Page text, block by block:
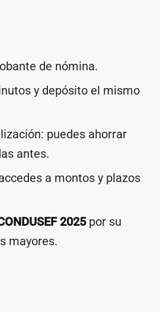
de nómina.
y depósito el mismo
puedes ahorrar
antes.
a montos y plazos
2025por su
mayores.